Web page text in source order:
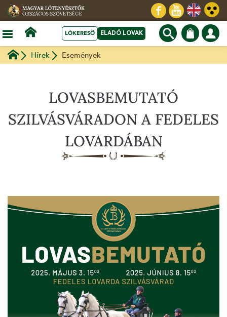
LÓKERESŐ ELADÓ LOVAK
Hírek Események
LOVASBEMUTATÓ
SZILVÁSVÁRADON A FEDELES
LOVARDÁBAN